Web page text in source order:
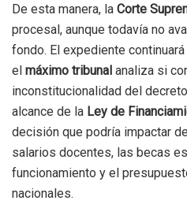
De esta manera, la Corte
procesal, aunque todavía no
fondo. El expediente
el máximo tribunal analiza si
inconstitucionalidad del
alcance de la Ley de
decisión que podría impactar
salarios docentes, las becas
funcionamiento y el
nacionales.